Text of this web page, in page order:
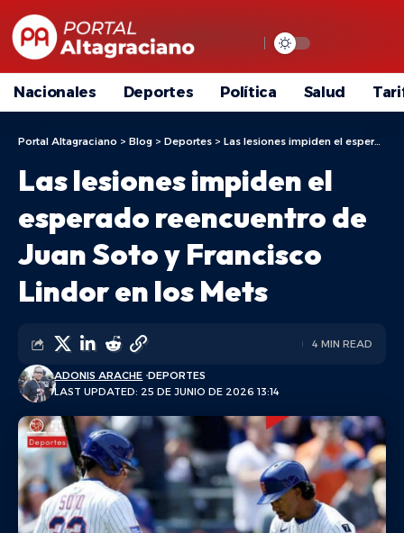
Nacionales Deportes Política Salud
Portal Altagraciano > Blog > Deportes > Las lesiones impiden el esperado reencuentro de Juan Soto y Francisco Lindor en los Mets
Las lesiones impiden el
esperado reencuentro de
Juan Soto y Francisco
Lindor en los Mets
LAST UPDATED: 25 DE JUNIO DE 2026 13:14
ADONIS ARACHE DEPORTES
4 MIN READ